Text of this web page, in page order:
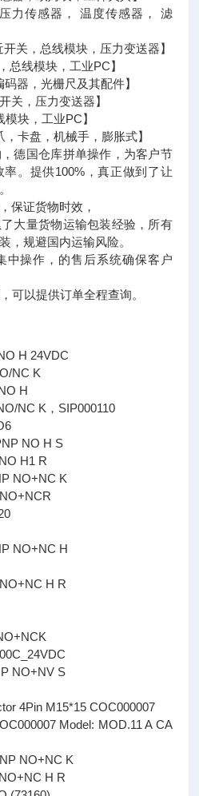
传感器， 温度传感器， 滤
，总线模块，压力变送器】
模块，工业PC】
器，光栅尺及其配件】
，压力变送器】
块，工业PC】
盘，机械手，膨胀式】
德国仓库拼单操作，为客户节
。提供100%，真正做到了让
保证货物时效，
大量货物运输包装经验，所有
，规避国内运输风险。
中操作，的售后系统确保客户
可以提供订单全程查询。
H 24VDC
NC K
H
NC K，SIP000110
NO H S
H1 R
NO+NC K
NO+NC H
H R
NO+NV S
4Pin M15*15 COC000007
Model: MOD.11 A CA
NO+NC K
H R